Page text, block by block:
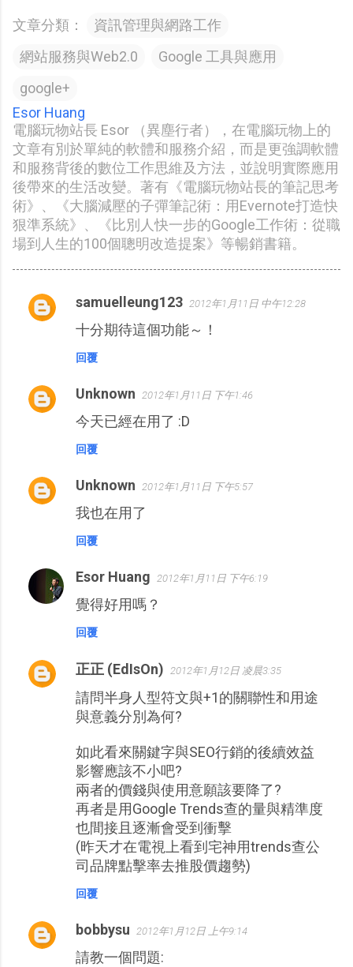
文章分類：
資訊管理與網路工作
網站服務與Web2.0
Google 工具與應用
google+
Esor Huang
電腦玩物站長 Esor （異塵行者），在電腦玩物上的
文章有別於單純的軟體和服務介紹，而是更強調軟體
和服務背後的數位工作思維及方法，並說明實際應用
後帶來的生活改變。著有《電腦玩物站長的筆記思考
術》、《大腦減壓的子彈筆記術：用Evernote打造快
狠準系統》、《比別人快一步的Google工作術：從職
場到人生的100個聰明改造提案》等暢銷書籍。
留
samuelleung123 2012年1月11日 中午12:28
十分期待這個功能～！
回覆
Unknown 2012年1月11日 下午1:46
今天已經在用了 :D
回覆
Unknown 2012年1月11日 下午5:57
我也在用了
回覆
Esor Huang 2012年1月11日 下午6:19
覺得好用嗎？
回覆
正正 (EdIsOn) 2012年1月12日 凌晨3:35
請問半身人型符文與+1的關聯性和用途
與意義分別為何?
如此看來關鍵字與SEO行銷的後續效益
影響應該不小吧?
兩者的價錢與使用意願該要降了?
再者是用Google Trends查的量與精準度
也間接且逐漸會受到衝擊
(昨天才在電視上看到宅神用trends查公
司品牌點擊率去推股價趨勢)
回覆
bobbysu 2012年1月12日 上午9:14
請教一個問題: